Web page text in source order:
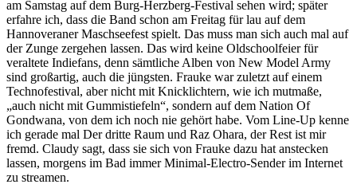
am Samstag auf dem Burg-Herzberg-Festival sehen wird; später
erfahre ich, dass die Band schon am Freitag für lau auf dem
Hannoveraner Maschseefest spielt. Das muss man sich auch mal auf
der Zunge zergehen lassen. Das wird keine Oldschoolfeier für
veraltete Indiefans, denn sämtliche Alben von New Model Army
sind großartig, auch die jüngsten. Frauke war zuletzt auf einem
Technofestival, aber nicht mit Knicklichtern, wie ich mutmaße,
„auch nicht mit Gummistiefeln“, sondern auf dem Nation Of
Gondwana, von dem ich noch nie gehört habe. Vom Line-Up kenne
ich gerade mal Der dritte Raum und Raz Ohara, der Rest ist mir
fremd. Claudy sagt, dass sie sich von Frauke dazu hat anstecken
lassen, morgens im Bad immer Minimal-Electro-Sender im Internet
zu streamen.